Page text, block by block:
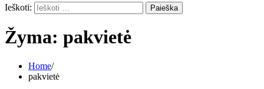
Ieškoti:
Žyma: pakvietė
Home
pakvietė